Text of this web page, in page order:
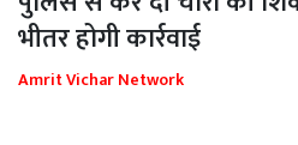
भीतर होगी कार्रवाई
Amrit Vichar Network